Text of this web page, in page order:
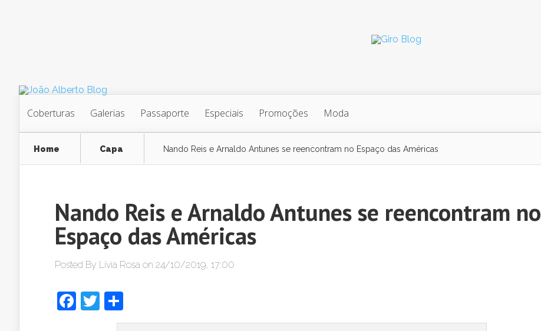
Coberturas Galerias Passaporte Especiais Promoções Moda
Home Capa Nando Reis e Arnaldo Antunes se reencontram no Espaço das Américas
Nando Reis e Arnaldo Antunes se reencontram no
Espaço das Américas
Posted By Lívia Rosa on 24/10/2019, 17:00
Facebook
Twitter